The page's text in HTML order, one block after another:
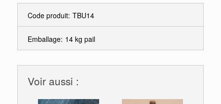
Code produit: TBU14
Emballage: 14 kg pail
Voir aussi :